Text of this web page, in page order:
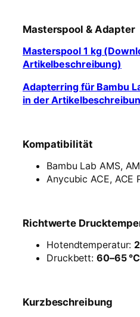
Masterspool & Adapter
Masterspool 1 kg
Artikelbeschreibung)
Adapterring für Bambu
in der
Kompatibilität
Bambu Lab AMS,
Anycubic ACE, ACE
Richtwerte
Hotendtemperatur:
Druckbett: 60–65 °C
Kurzbeschreibung